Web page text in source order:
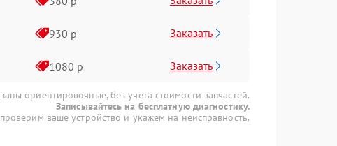
930 р Заказать
1080 р Заказать
ориентировочные, без учета стоимости запчастей.
Записывайтесь на бесплатную диагностику.
ваше устройство и укажем на неисправность.